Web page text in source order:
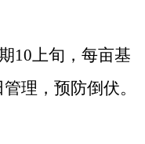
10上旬，每亩基
理，预防倒伏。